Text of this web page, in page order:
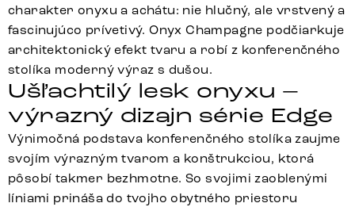
charakter onyxu a achátu: nie hlučný, ale vrstvený a
fascinujúco prívetivý. Onyx Champagne podčiarkuje
architektonický efekt tvaru a robí z konferenčného
stolíka moderný výraz s dušou.
Ušľachtilý lesk onyxu –
výrazný dizajn série Edge
Výnimočná podstava konferenčného stolíka zaujme
svojím výrazným tvarom a konštrukciou, ktorá
pôsobí takmer bezhmotne. So svojimi zaoblenými
líniami prináša do tvojho obytného priestoru